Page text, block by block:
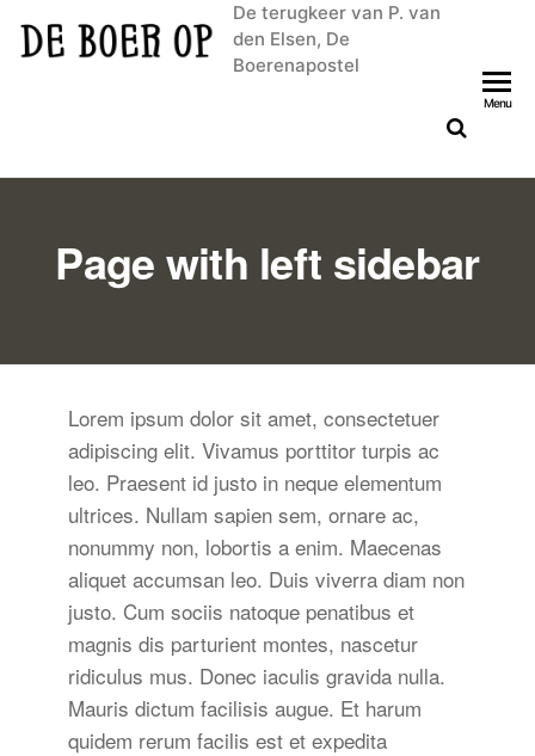
De terugkeer van P. van
den Elsen, De
Boerenapostel
Menu
Page with left sidebar
Lorem ipsum dolor sit amet, consectetuer
adipiscing elit. Vivamus porttitor turpis ac
leo. Praesent id justo in neque elementum
ultrices. Nullam sapien sem, ornare ac,
nonummy non, lobortis a enim. Maecenas
aliquet accumsan leo. Duis viverra diam non
justo. Cum sociis natoque penatibus et
magnis dis parturient montes, nascetur
ridiculus mus. Donec iaculis gravida nulla.
Mauris dictum facilisis augue. Et harum
quidem rerum facilis est et expedita